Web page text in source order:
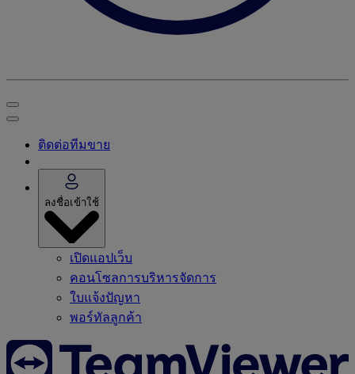
ติดต่อทีมขาย
ลงชื่อเข้าใช้
เปิดแอปเว็บ
คอนโซลการบริหารจัดการ
ใบแจ้งปัญหา
พอร์ทัลลูกค้า